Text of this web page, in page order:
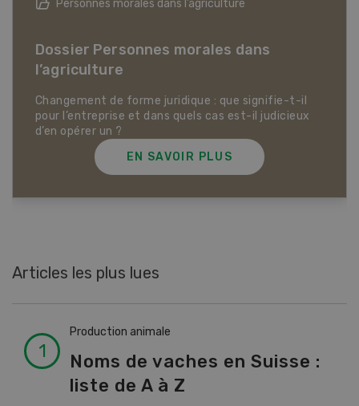
Articles biologiques
Dossier Articles biologiques
EN SAVOIR PLUS
Articles les plus lues
Production animale
Noms de vaches en Suisse :
liste de A à Z